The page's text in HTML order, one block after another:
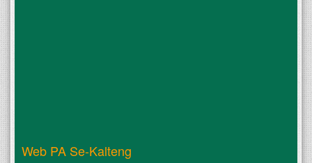
Web PA Se-Kalteng